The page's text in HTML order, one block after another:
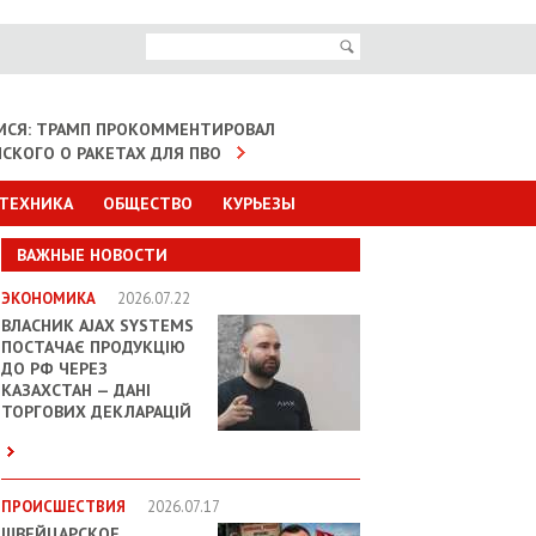
ТРАМП ПРОКОММЕНТИРОВАЛ
О РАКЕТАХ ДЛЯ ПВО
ОБЩЕСТВО КУРЬЕЗЫ
ВАЖНЫЕ НОВОСТИ
ЭКОНОМИКА 2026.07.22
ВЛАСНИК AJAX SYSTEMS
ПОСТАЧАЄ ПРОДУКЦІЮ
ДО РФ ЧЕРЕЗ
КАЗАХСТАН — ДАНІ
ТОРГОВИХ ДЕКЛАРАЦІЙ
ПРОИСШЕСТВИЯ 2026.07.17